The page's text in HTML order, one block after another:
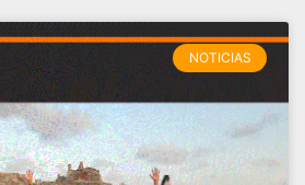
NOTICIAS